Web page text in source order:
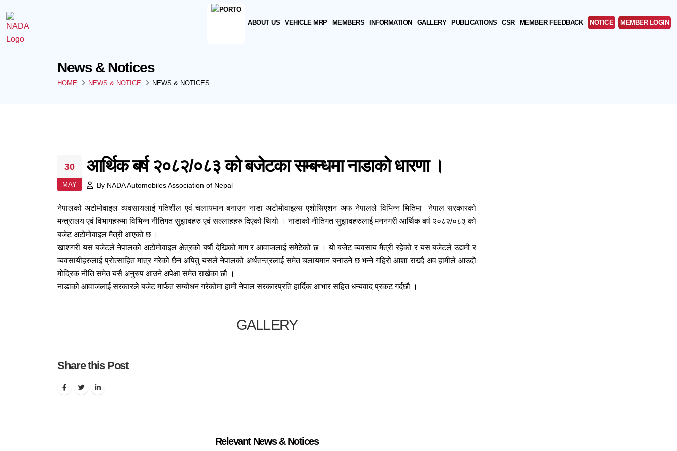
ABOUT US VEHICLE MRP MEMBERS INFORMATION GALLERY PUBLICATIONS CSR MEMBER FEEDBACK NOTICE MEMBER LOGIN
News & Notices
HOME NEWS & NOTICE NEWS & NOTICES
30
MAY
आर्थिक बर्ष २०८२/०८३ को बजेटका सम्बन्धमा नाडाको धारणा ।
By NADA Automobiles Association of Nepal
नेपालको अटोमोवाइल व्यवसायलाई गतिशील एवं चलायमान बनाउन नाडा अटोमोवाइल्स एशोसिएशन अफ नेपालले विभिन्न मितिमा नेपाल सरकारको
मन्त्रालय एवं विभागहरुमा विभिन्न नीतिगत सुझावहरु एवं सल्लाहहरु दिएको थियो । नाडाको नीतिगत सुझावहरुलाई मननगरी आर्थिक बर्ष २०८२/०८३ को
बजेट अटोमोवाइल मैत्री आएको छ ।
खाशगरी यस बजेटले नेपालको अटोमोवाइल क्षेत्रको बर्षौ देखिको माग र आवाजलाई समेटेको छ । यो बजेट व्यवसाय मैत्री रहेको र यस बजेटले उद्यमी र
व्यवसायीहरुलाई प्रोत्साहित मात्र गरेको छैन अपितु यसले नेपालको अर्थतन्त्रलाई समेत चलायमान बनाउने छ भन्ने गहिरो आशा राख्दै अव हामीले आउदो
मोद्रिक नीति समेत यसै अनुरुप आउने अपेक्षा समेत राखेका छौ ।
नाडाको आवाजलाई सरकारले बजेट मार्फत सम्बोधन गरेकोमा हामी नेपाल सरकारप्रति हार्दिक आभार सहित धन्यवाद प्रकट गर्दछौ ।
GALLERY
Share this Post
Relevant News & Notices